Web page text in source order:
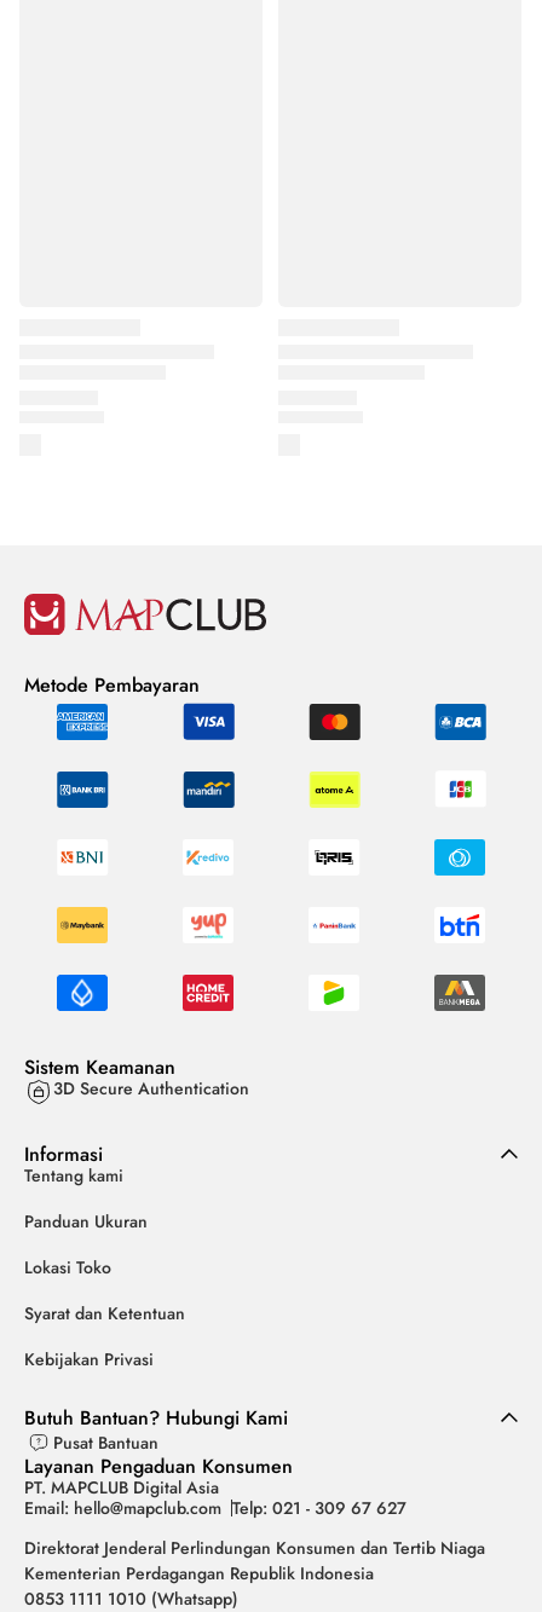
Metode Pembayaran
Sistem Keamanan
3D Secure Authentication
Informasi
Tentang kami
Panduan Ukuran
Lokasi Toko
Syarat dan Ketentuan
Kebijakan Privasi
Butuh Bantuan? Hubungi Kami
Pusat Bantuan
Layanan Pengaduan Konsumen
PT. MAPCLUB Digital Asia
Email: hello@mapclub.com Telp: 021 - 309 67 627
Direktorat Jenderal Perlindungan Konsumen dan Tertib Niaga
Kementerian Perdagangan Republik Indonesia
0853 1111 1010 (Whatsapp)